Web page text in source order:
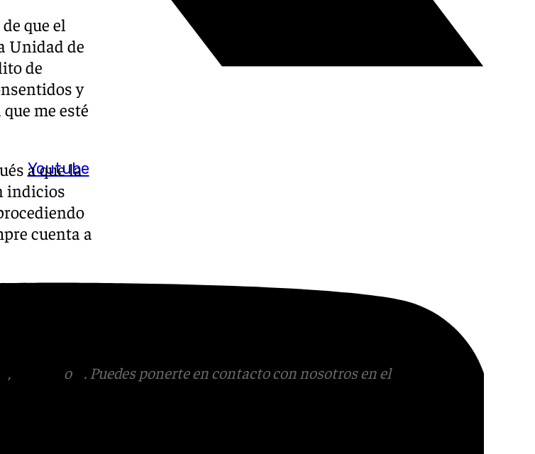
Youtube
que el
Unidad de
de
y
me esté
a que la
indicios
cuenta a
procederá
indicaron
, o
. Puedes ponerte en contacto con nosotros en el